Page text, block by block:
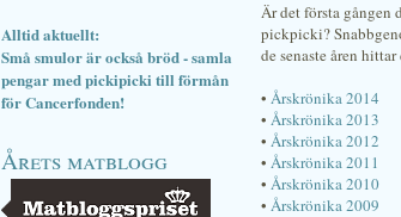
Alltid aktuellt:
Små smulor är också bröd - samla
pengar med pickipicki till förmån
för Cancerfonden!
Årets matblogg
Är det första gången
pickpicki?
de senaste åren hittar
• Årskrönika 2014
• Årskrönika 2013
• Årskrönika 2012
• Årskrönika 2011
• Årskrönika 2010
• Årskrönika 2009